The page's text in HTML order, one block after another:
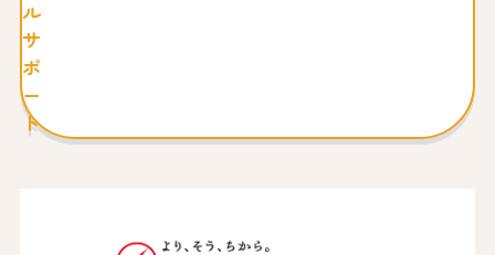
ル
サ
ポ
ー
ト